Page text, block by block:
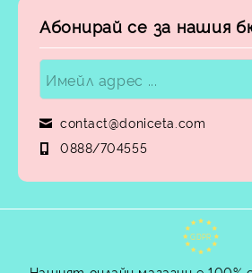
Абонирай се за нашия
contact@doniceta.com
0888/704555
GDPR